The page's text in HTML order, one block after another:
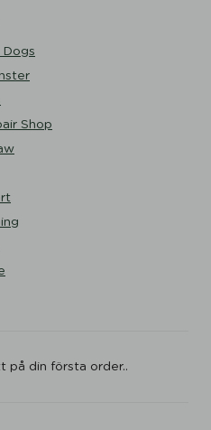
Dogs
Shop
på din första order..